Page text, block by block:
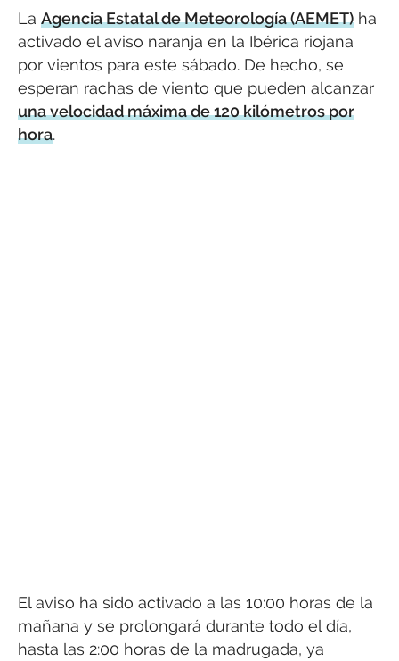
La Agencia Estatal de Meteorología (AEMET) ha
activado el aviso naranja en la Ibérica riojana
por vientos para este sábado. De hecho, se
esperan rachas de viento que pueden alcanzar
una velocidad máxima de 120 kilómetros por
hora.
El aviso ha sido activado a las 10:00 horas de la
mañana y se prolongará durante todo el día,
hasta las 2:00 horas de la madrugada, ya